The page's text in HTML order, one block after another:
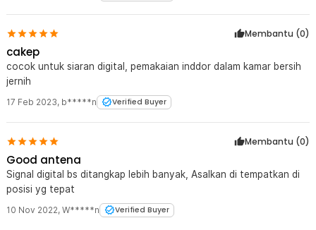
Membantu (0)
cakep
cocok untuk siaran digital, pemakaian inddor dalam kamar bersih
jernih
17 Feb 2023, b*****n Verified Buyer
Membantu (0)
Good antena
Signal digital bs ditangkap lebih banyak, Asalkan di tempatkan di
posisi yg tepat
10 Nov 2022, W*****n Verified Buyer